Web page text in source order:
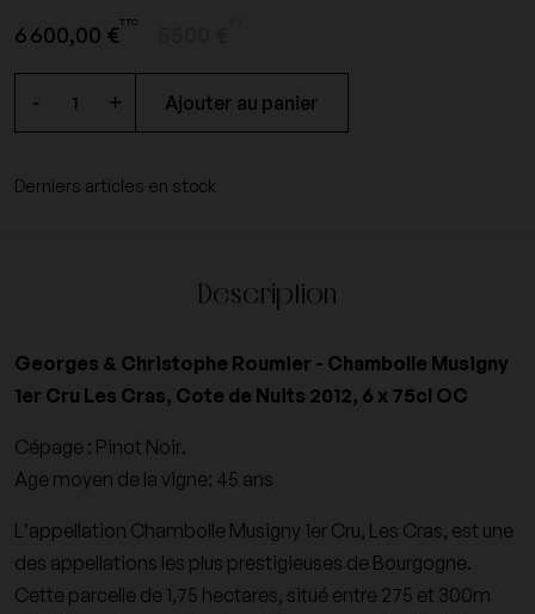
6 600,00 € TTC
+
- Ajouter au panier
Derniers articles en stock
Description
Georges & Christophe Roumier - Chambolle Musigny
1er Cru Les Cras, Cote de Nuits 2012, 6 x 75cl OC
Cépage : Pinot Noir.
Age moyen de la vigne: 45 ans
L’appellation Chambolle Musigny 1er Cru, Les Cras, est une
des appellations les plus prestigieuses de Bourgogne.
Cette parcelle de 1,75 hectares, situé entre 275 et 300m